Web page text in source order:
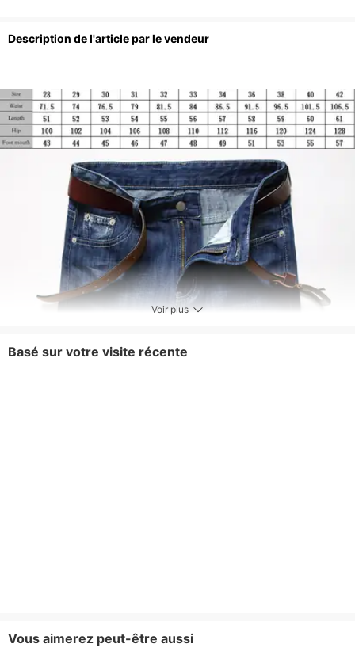
Description de l'article par le vendeur
Voir plus
Basé sur votre visite récente
Vous aimerez peut-être aussi